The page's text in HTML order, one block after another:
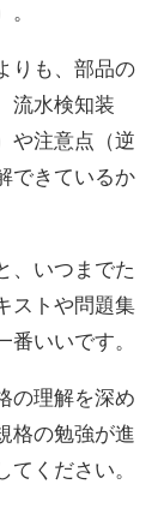
りも、部品の
流水検知装
や注意点（逆
できているか
、いつまでた
ストや問題集
いいです。
の理解を深め
格の勉強が進
ください。